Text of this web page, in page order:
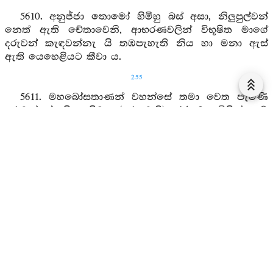
5610. අනුජ්ජා තොමෝ හිමිහු බස් අසා, නිලුපුල්වන්
නෙත් ඇති චේතාවෙනි, ආභරණවලින් විභූෂිත මාගේ
දරුවන් කැඳවන්නැ යි තඹපැහැති නිය හා මනා ඇස්
ඇති යෙහෙළියට කීවා ය.
255
5611. මහබෝසතාණන් වහන්සේ තමා වෙත පැමිණි
දරුවන්ගේ හිස සිඹැ (දරුවෙනි) රජතුමා විසින් මේ